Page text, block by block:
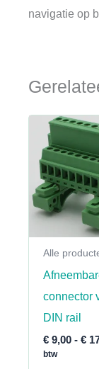
navigatie op
Alle
connector
DIN rail
€9,00 - €
btw